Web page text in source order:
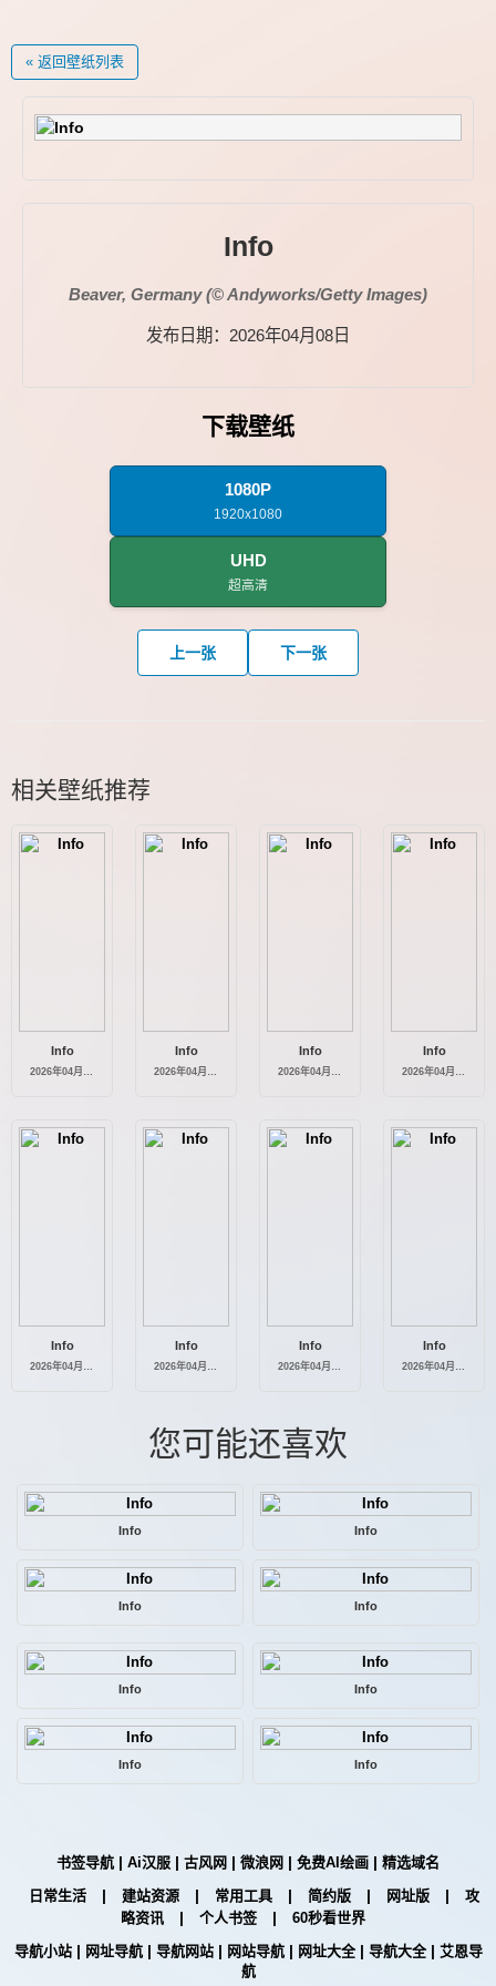
« 返回壁纸列表
Info
Beaver, Germany (© Andyworks/Getty Images)
发布日期：2026年04月08日
下载壁纸
1080P
1920x1080
UHD
超高清
上一张 下一张
相关壁纸推荐
Info
2026年04月30日
Info
2026年04月29日
Info
2026年04月28日
Info
2026年04月27日
Info
2026年04月26日
Info
2026年04月25日
Info
2026年04月24日
Info
2026年04月23日
您可能还喜欢
Info Info
Info Info
Info Info
Info Info
书签导航 | Ai汉服 | 古风网 | 微浪网 | 免费AI绘画 | 精选域名
日常生活
| 建站资源 | 常用工具 | 简约版 | 网址版 |
攻
略资讯
| 个人书签 |
60秒看世界
导航小站 | 网址导航 | 导航网站 | 网站导航 | 网址大全 | 导航大全 | 艾恩导
航